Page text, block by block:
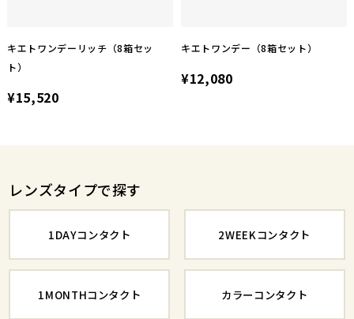
キエトワンデーリッチ（8箱セッ
ト）
¥15,520
キエトワンデー（8箱セット）
¥12,080
レンズタイプで探す
1DAYコンタクト 2WEEKコンタクト
1MONTHコンタクト カラーコンタクト